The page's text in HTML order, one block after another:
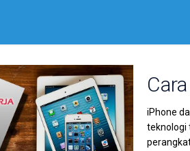
iPhone
teknologi